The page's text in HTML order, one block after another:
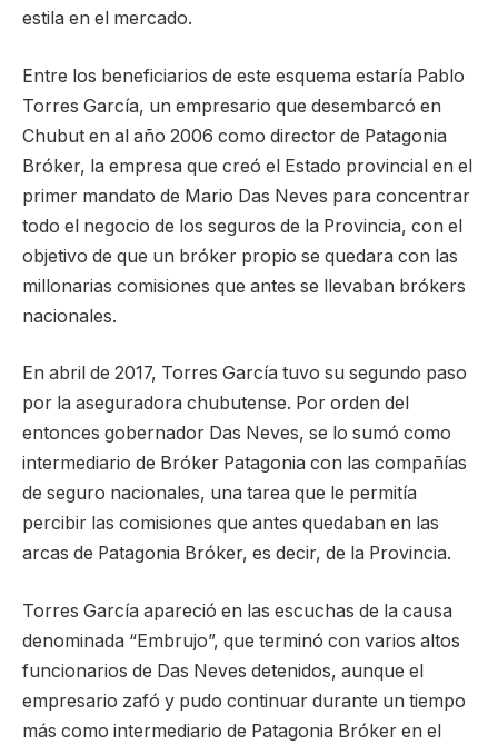
estila en el mercado.
Entre los beneficiarios de este esquema estaría Pablo
Torres García, un empresario que desembarcó en
Chubut en al año 2006 como director de Patagonia
Bróker, la empresa que creó el Estado provincial en el
primer mandato de Mario Das Neves para concentrar
todo el negocio de los seguros de la Provincia, con el
objetivo de que un bróker propio se quedara con las
millonarias comisiones que antes se llevaban brókers
nacionales.
En abril de 2017, Torres García tuvo su segundo paso
por la aseguradora chubutense. Por orden del
entonces gobernador Das Neves, se lo sumó como
intermediario de Bróker Patagonia con las compañías
de seguro nacionales, una tarea que le permitía
percibir las comisiones que antes quedaban en las
arcas de Patagonia Bróker, es decir, de la Provincia.
Torres García apareció en las escuchas de la causa
denominada “Embrujo”, que terminó con varios altos
funcionarios de Das Neves detenidos, aunque el
empresario zafó y pudo continuar durante un tiempo
más como intermediario de Patagonia Bróker en el